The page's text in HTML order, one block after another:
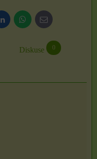
LinkedInWhatsApp
E-
mail
Diskuse 0